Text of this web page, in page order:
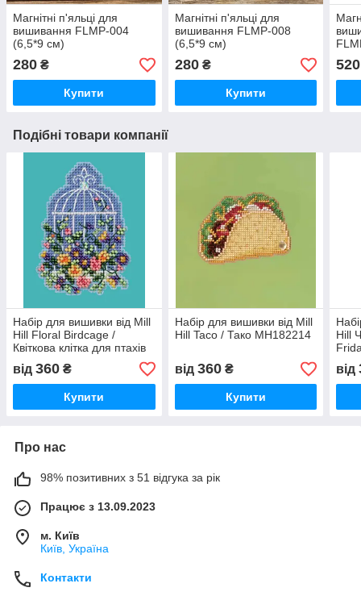
Магнітні п'яльці для
вишивання FLMP-004
(6,5*9 см)
280 ₴
Купити
Магнітні п'яльці для
вишивання FLMP-008
(6,5*9 см)
280₴
Купити
520
Подібні товари компанії
Набір для вишивки від Mill
Hill Floral Birdcage /
Квіткова клітка для птахів
від 360 ₴
Купити
Набір для вишивки від Mill
Hill Taco / Тако MH182214
від 360₴
Купити
Hill
від
Про нас
98% позитивних з 51 відгука за рік
Працює з 13.09.2023
м. Київ
Київ, Україна
Контакти